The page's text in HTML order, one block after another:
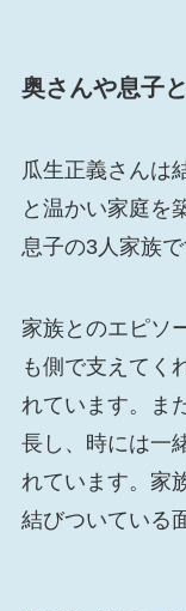
奥さんや息子
瓜生正義さんは
と温かい家庭を
息子の3人家族で
家族とのエピソ
も側で支えてく
れています。ま
長し、時には一
れています。家
結びついている